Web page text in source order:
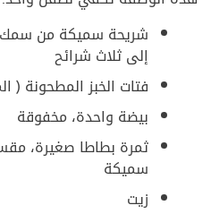
شريحة سميكة من سمك
إلى ثلاث شرائح
فتات الخبز المطحونة (
بيضة واحدة، مخفوقة
ثمرة بطاطا صغيرة،
سميكة
زيت